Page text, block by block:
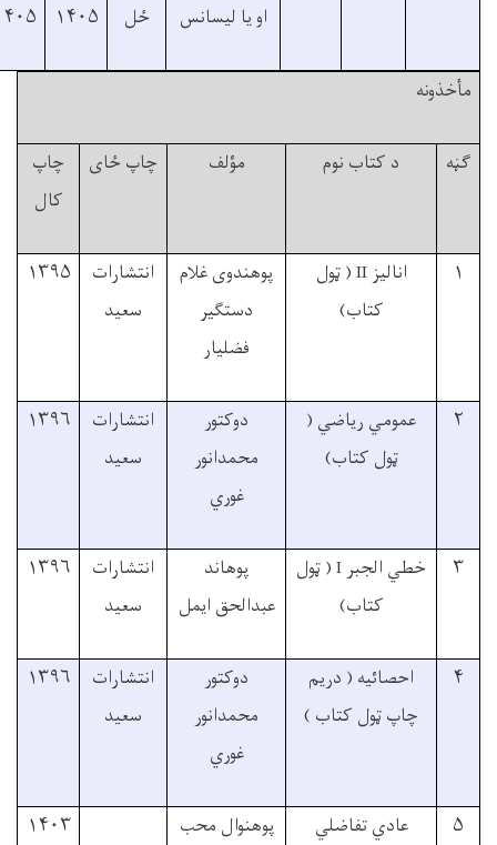
او يا ليسانس
ځل
۱۴۰۵
۱۴۰۵
مأخذونه
ګڼه د کتاب نوم مؤلف چاپ ځای
چاپ
کال
اناليزII( ټول
کتاب)
پوهندوی غلام
دستګير
فضليار
انتشارات
سعيد
۱۳۹۵
عمومي رياضي (
ټول کتاب)
دوکتور
محمدانور
غوري
انتشارات
سعيد
۱۳۹۶
خطي الجبرI( ټول
کتاب)
پوهاند
عبدالحق ايمل
انتشارات
سعيد
۱۳۹۶
احصائيه ( دريم
چاپ ټول کتاب )
دوکتور
محمدانور
غوري
انتشارات
سعيد
۱۳۹۶
عادي تفاضلي
پوهنوال محب
۱۴۰۳